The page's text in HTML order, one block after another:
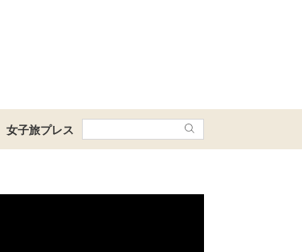
女子旅プレス